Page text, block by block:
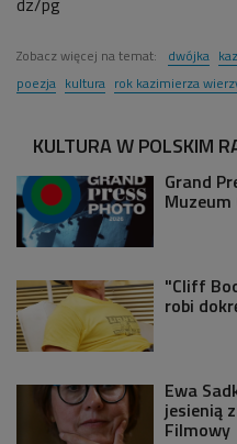
Zobacz więcej na temat: dwójka
poezja kultura rok kazimierza
KULTURA W POLSKIM
Grand
"Cliff
robi
Ewa
jesienią
Filmowy